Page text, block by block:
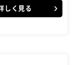
しく見る